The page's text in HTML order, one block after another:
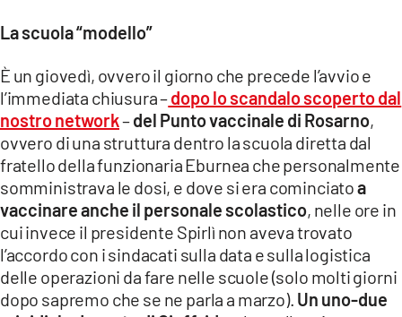
La scuola “modello”
È un giovedì, ovvero il giorno che precede l’avvio e
l’immediata chiusura –dopo lo scandalo scoperto dal
nostro network–del Punto vaccinale di Rosarno,
ovvero di una struttura dentro la scuola diretta dal
fratello della funzionaria Eburnea che personalmente
somministrava le dosi, e dove si era cominciatoa
vaccinare anche il personale scolastico, nelle ore in
cui invece il presidente Spirlì non aveva trovato
l’accordo con i sindacati sulla data e sulla logistica
delle operazioni da fare nelle scuole (solo molti giorni
dopo sapremo che se ne parla a marzo). Un uno-due